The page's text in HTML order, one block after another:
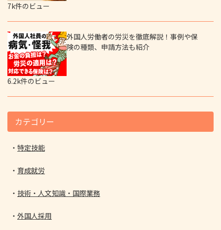
7k件のビュー
外国人労働者の労災を徹底解説！事例や保
険の種類、申請方法も紹介
6.2k件のビュー
カテゴリー
特定技能
育成就労
技術・人文知識・国際業務
外国人採用